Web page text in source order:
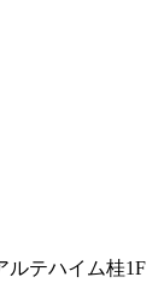
テハイム桂1F